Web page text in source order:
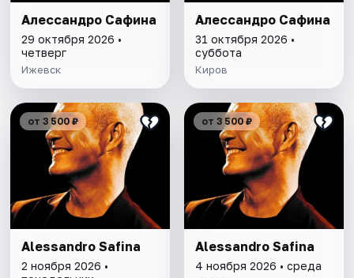
Алессандро Сафина
29 октября 2026 •
четверг
Ижевск
Алессандро Сафина
31 октября 2026 •
суббота
Киров
от 3 500 ₽
Alessandro Safina
2 ноября 2026 •
от 3 500 ₽
Alessandro Safina
4 ноября 2026 • среда